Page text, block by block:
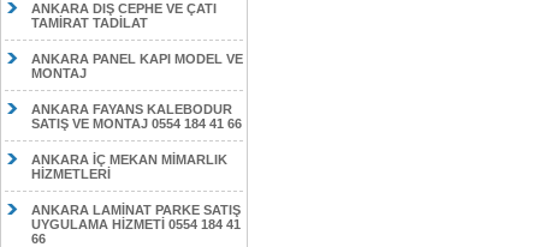
ANKARA DIŞ CEPHE VE ÇATI
TAMİRAT TADİLAT
ANKARA PANEL KAPI MODEL VE
MONTAJ
ANKARA FAYANS KALEBODUR
SATIŞ VE MONTAJ 0554 184 41 66
ANKARA İÇ MEKAN MİMARLIK
HİZMETLERİ
ANKARA LAMİNAT PARKE SATIŞ
UYGULAMA HİZMETİ 0554 184 41
66